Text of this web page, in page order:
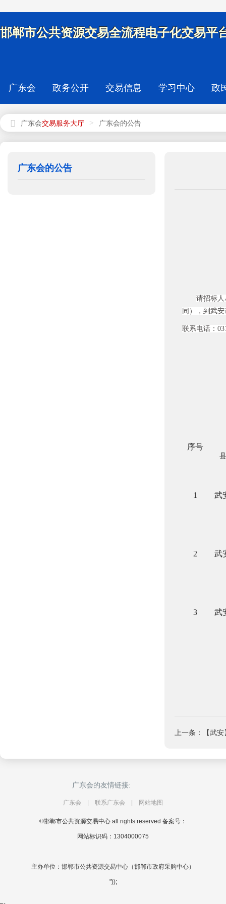
邯郸市公共资源交易全流程电子化交易平
广东会 政务公开 交易信息 学习中心 政
广东会 > 广东会的公告
广东会的公告
请招标
同），到武
联系电话：
序号
1 武
2 武
3 武
上一条：【武
广东会的友情链接:
广东会 联系广东会 网站地图
©邯郸市公共资源交易中心 all rights reserved 备案号：
网站标识码：1304000075
主办单位：邯郸市公共资源交易中心（邯郸市政府采购中心）
"));